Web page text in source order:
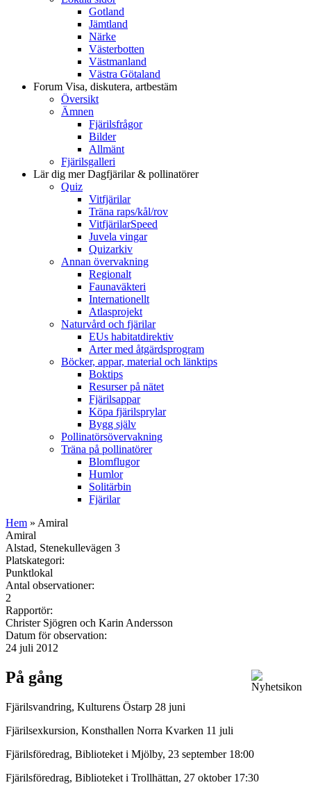
Gotland
Jämtland
Närke
Västerbotten
Västmanland
Västra Götaland
Forum Visa, diskutera, artbestäm
Översikt
Ämnen
Fjärilsfrågor
Bilder
Allmänt
Fjärilsgalleri
Lär dig merDagfjärilar & pollinatörer
Quiz
Vitfjärilar
Träna raps/kål/rov
VitfjärilarSpeed
Juvela vingar
Quizarkiv
Annan övervakning
Regionalt
Faunaväkteri
Internationellt
Atlasprojekt
Naturvård och fjärilar
EUs habitatdirektiv
Arter med åtgärdsprogram
Böcker, appar, material och länktips
Boktips
Resurser på nätet
Fjärilsappar
Köpa fjärilsprylar
Bygg själv
Pollinatörsövervakning
Träna på pollinatörer
Blomflugor
Humlor
Solitärbin
Fjärilar
Hem » Amiral
Amiral
Alstad, Stenekullevägen 3
Platskategori:
Punktlokal
Antal observationer:
2
Rapportör:
Christer Sjögren och Karin Andersson
Datum för observation:
24 juli 2012
På gång
Fjärilsvandring, Kulturens Östarp 28 juni
Fjärilsexkursion, Konsthallen Norra Kvarken 11 juli
Fjärilsföredrag, Biblioteket i Mjölby, 23 september 18:00
Fjärilsföredrag, Biblioteket i Trollhättan, 27 oktober 17:30